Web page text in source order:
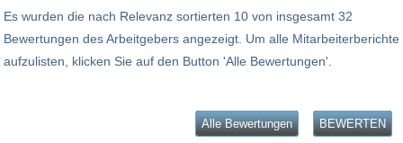
Es wurden die nach Relevanz sortierten 10 von insgesamt 32
Bewertungen des Arbeitgebers angezeigt. Um alle Mitarbeiterberichte
aufzulisten, klicken Sie auf den Button 'Alle Bewertungen'.
Alle Bewertungen BEWERTEN